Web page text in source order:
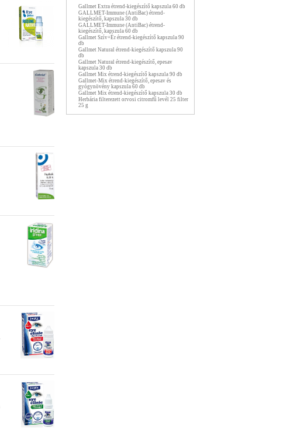
Gallmet Extra étrend-kiegészítő kapszula 60 db
GALLMET-Immune (AntiBac) étrend-
kiegészítő, kapszula 30 db
GALLMET-Immune (AntiBac) étrend-
kiegészítő, kapszula 60 db
Gallmet Szív+Ér étrend-kiegészítő kapszula 90
db
Gallmet Natural étrend-kiegészítő kapszula 90
db
Gallmet Natural étrend-kiegészítő, epesav
kapszula 30 db
Gallmet Mix étrend-kiegészítő kapszula 90 db
Gallmet-Mix étrend-kiegészítő, epesav és
gyógynövény kapszula 60 db
Gallmet Mix étrend-kiegészítő kapszula 30 db
Herbária filterezett orvosi citromfű levél 25 filter
25 g